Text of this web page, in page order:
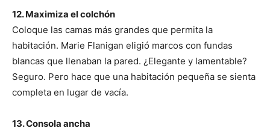
12. Maximiza el colchón
Coloque las camas más grandes que permita la
habitación. Marie Flanigan eligió marcos con fundas
blancas que llenaban la pared. ¿Elegante y lamentable?
Seguro. Pero hace que una habitación pequeña se sienta
completa en lugar de vacía.
13. Consola ancha